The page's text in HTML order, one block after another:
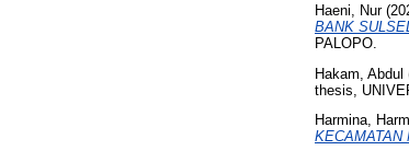
Haeni, Nur
BANK
PALOPO.
Hakam, Abdul
thesis,
Harmina,
KECAMATAN